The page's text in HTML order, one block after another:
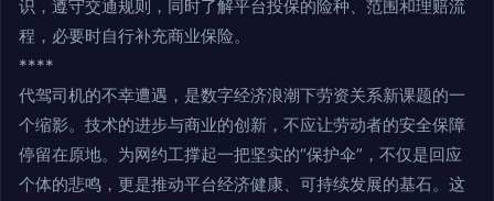
识，遵守交通规则，同时了解平台投保的险种、范围和理赔流
程，必要时自行补充商业保险。
****
代驾司机的不幸遭遇，是数字经济浪潮下劳资关系新课题的一
个缩影。技术的进步与商业的创新，不应让劳动者的安全保障
停留在原地。为网约工撑起一把坚实的“保护伞”，不仅是回应
个体的悲鸣，更是推动平台经济健康、可持续发展的基石。这